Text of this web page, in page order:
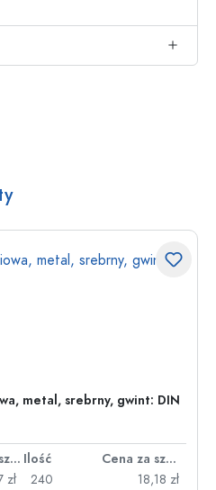
metal, srebrny, gwint: DIN
Cena za sztukę Ilość
Cena za sztukę
zł
240
18,18 zł